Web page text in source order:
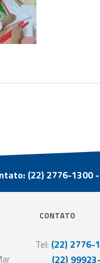
(22) 2776-1300
CONTATO
Tel: (22) 2776-
(22)